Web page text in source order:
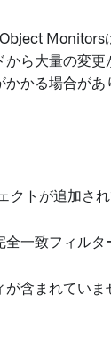
Monitors
ら大量の変更
かる場合があ
クトが追加さ
一致フィルタ
含まれていま